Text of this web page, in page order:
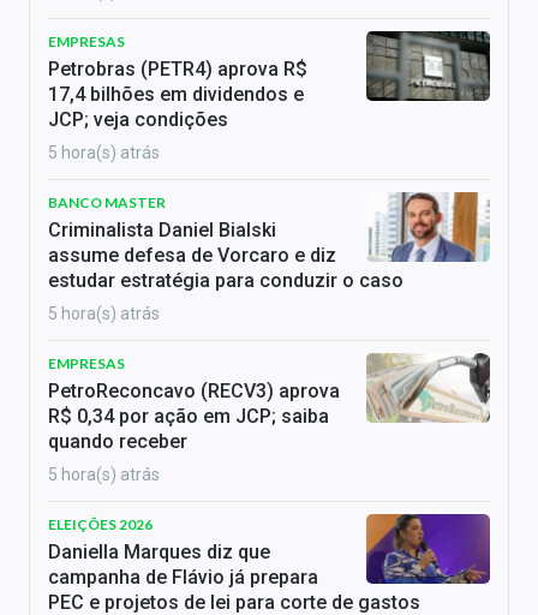
EMPRESAS
Petrobras (PETR4) aprova R$
17,4 bilhões em dividendos e
JCP; veja condições
5 hora(s) atrás
BANCO MASTER
Criminalista Daniel Bialski
assume defesa de Vorcaro e diz
estudar estratégia para conduzir o caso
5 hora(s) atrás
EMPRESAS
PetroReconcavo (RECV3) aprova
R$ 0,34 por ação em JCP; saiba
quando receber
5 hora(s) atrás
ELEIÇÕES 2026
Daniella Marques diz que
campanha de Flávio já prepara
PEC e projetos de lei para corte de gastos